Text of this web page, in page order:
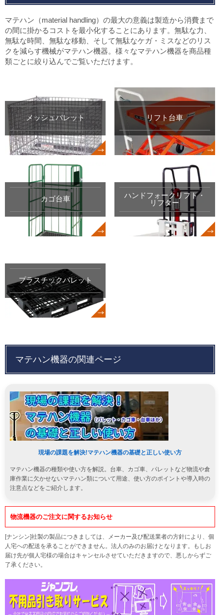
プラスチック製コンテナやパレットを改修して原料に使用したリサイ
クルパレットで、環境にも優しくお求めやすい価格でご提供いたして
おります。
マテハン（material handling）の最大の意義は製造から消費まで
の間に掛かるコストを最小化することにあります。無駄な力、
無駄な時間、無駄な移動、そして無駄なケガ・ミスなどのリス
クを減らす機械がマテハン機器。様々なマテハン機器を商品種
類ごとに絞り込んでご覧いただけます。
メッシュパレット リフト台車
カゴ台車
ハンドフォークリフト・
リフター
プラスチックパレット
マテハン機器の関連ページ
現場の課題を解決!マテハン機器の基礎と正しい使い方
マテハン機器の種類や使い方を解説。台車、カゴ車、パレットなど物流や倉
庫作業に欠かせないマテハン類について用途、使い方のポイントや導入時の
注意点などをご紹介します。
物流機器のご注文に関するお知らせ
[ナンシン]社製の製品につきましては、メーカー及び配送業者の方針により、個
人宅への配送を承ることができません。法人のみのお届けとなります。もしお
届け先が個人宅様の場合はキャンセルさせていただきますので、悪しからずご
了承ください。